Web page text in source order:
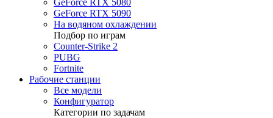
GeForce RTX 5080
GeForce RTX 5090
На водяном охлаждении
Подбор по играм
Counter-Strike 2
PUBG
Fortnite
Рабочие станции
Все модели
Конфигуратор
Категории по задачам